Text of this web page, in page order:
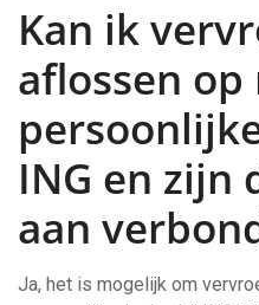
Kan ik
aflossen op
ING en zijn
aan
Ja, het is mogelijk om